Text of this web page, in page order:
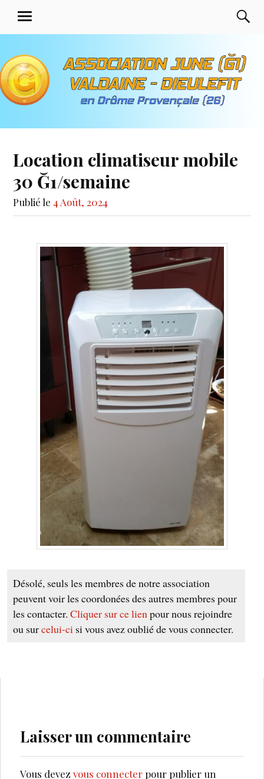
contenu
Valdaine Dieulefit en
MENU
Location climatiseur mobile
30 Ğ1/semaine
Publié le4 Août, 2024
Désolé, seuls les membres de notre association
peuvent voir les coordonées des autres membres pour
les contacter.Cliquer sur ce lien pour nous rejoindre
ou surcelui-ci si vous avez oublié de vous connecter.
Laisser un commentaire
Vous devezvous connecterpour publier un